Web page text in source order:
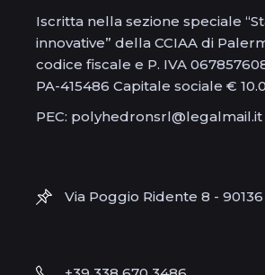
Iscritta nella sezione speciale
innovative” della CCIAA di
codice fiscale e P. IVA
PA-415486 Capitale sociale €
PEC: polyhedronsrl@legalmail.it
Via Poggio Ridente 8 - 90136